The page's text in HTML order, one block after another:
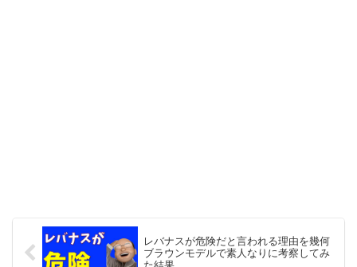
レバナスが危険だと言われる理由を幾何
ブラウンモデルで素人なりに考察してみ